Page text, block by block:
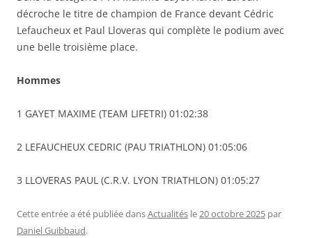
décroche le titre de champion de France devant Cédric
Lefaucheux et Paul Lloveras qui complète le podium avec
une belle troisième place.
Hommes
1 GAYET MAXIME (TEAM LIFETRI) 01:02:38
2 LEFAUCHEUX CEDRIC (PAU TRIATHLON) 01:05:06
3 LLOVERAS PAUL (C.R.V. LYON TRIATHLON) 01:05:27
Cette entrée a été publiée dansActualités le20 octobre 2025 par
Daniel Guibbaud.